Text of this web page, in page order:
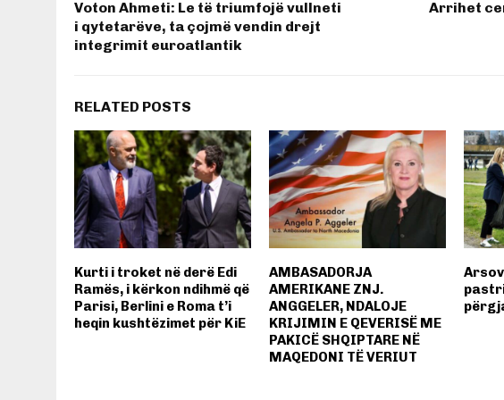
Voton Ahmeti: Le të triumfojë vullneti
i qytetarëve, ta çojmë vendin drejt
integrimit euroatlantik
Arrihet
RELATED POSTS
Kurti i troket në derë Edi
Ramës, i kërkon ndihmë që
Parisi, Berlini e Roma t’i
heqin kushtëzimet për KiE
AMBASADORJA
AMERIKANE ZNJ.
ANGGELER, NDALOJE
KRIJIMIN E QEVERISË ME
PAKICË SHQIPTARE NË
MAQEDONI TË VERIUT